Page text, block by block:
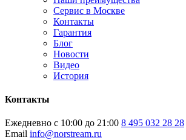
Сервис в Москве
Контакты
Гарантия
Блог
Новости
Видео
История
Контакты
Ежедневно с 10:00 до 21:00 8 495 032 28 28
Email info@norstream.ru